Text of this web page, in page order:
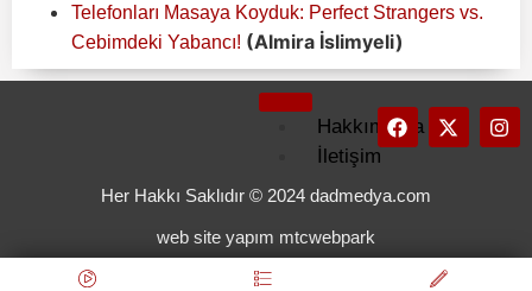
Telefonları Masaya Koyduk: Perfect Strangers vs.
Cebimdeki Yabancı! (Almira İslimyeli)
Hakkımızda
İletişim
Künye
Koşulları
Her Hakkı Saklıdır © 2024 dadmedya.com
web site yapım mtcwebpark